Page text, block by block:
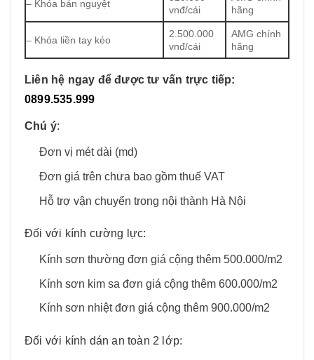
– Khóa bán nguyệt
vnđ/cái
hãng
– Khóa liền tay kéo
2.500.000
vnđ/cái
AMG chính
hãng
Liên hệ ngay để được tư vấn trực tiếp:
0899.535.999
Chú ý:
Đơn vị mét dài (md)
Đơn giá trên chưa bao gồm thuế VAT
Hỗ trợ vận chuyển trong nội thành Hà Nội
Đối với kính cường lực:
Kính sơn thường đơn giá cộng thêm 500.000/m2
Kính sơn kim sa đơn giá cộng thêm 600.000/m2
Kính sơn nhiệt đơn giá cộng thêm 900.000/m2
Đối với kính dán an toàn 2 lớp: